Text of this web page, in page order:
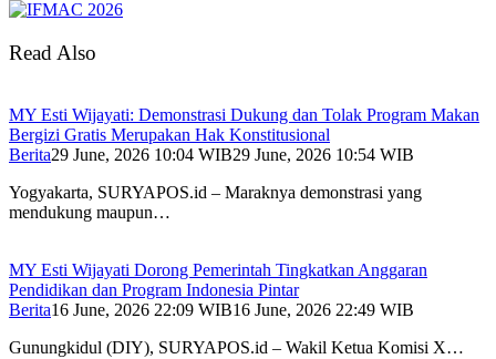
Read Also
MY Esti Wijayati: Demonstrasi Dukung dan Tolak Program Makan
Bergizi Gratis Merupakan Hak Konstitusional
Berita29 June, 2026 10:04 WIB29 June, 2026 10:54 WIB
Yogyakarta, SURYAPOS.id – Maraknya demonstrasi yang
mendukung maupun…
MY Esti Wijayati Dorong Pemerintah Tingkatkan Anggaran
Pendidikan dan Program Indonesia Pintar
Berita16 June, 2026 22:09 WIB16 June, 2026 22:49 WIB
Gunungkidul (DIY), SURYAPOS.id – Wakil Ketua Komisi X…